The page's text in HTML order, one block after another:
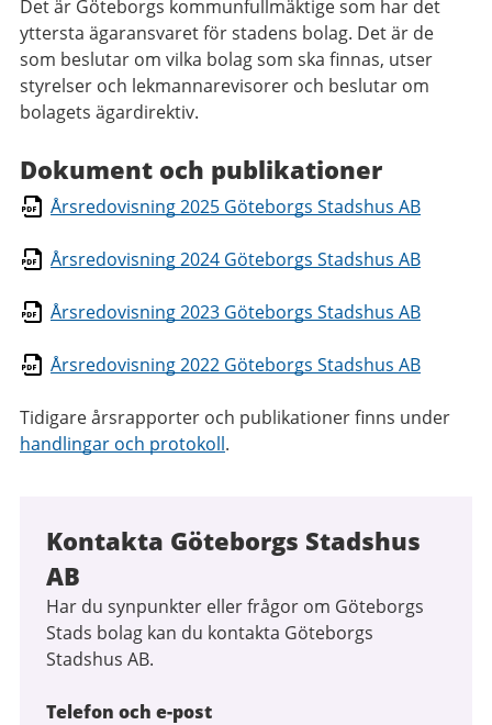
Det är Göteborgs kommunfullmäktige som har det
yttersta ägaransvaret för stadens bolag. Det är de
som beslutar om vilka bolag som ska finnas, utser
styrelser och lekmannarevisorer och beslutar om
bolagets ägardirektiv.
Dokument och publikationer
Årsredovisning 2025 Göteborgs Stadshus AB
Årsredovisning 2024 Göteborgs Stadshus AB
Årsredovisning 2023 Göteborgs Stadshus AB
Årsredovisning 2022 Göteborgs Stadshus AB
Tidigare årsrapporter och publikationer finns under
handlingar och protokoll.
Kontakta Göteborgs Stadshus
AB
Har du synpunkter eller frågor om Göteborgs
Stads bolag kan du kontakta Göteborgs
Stadshus AB.
Telefon och e-post